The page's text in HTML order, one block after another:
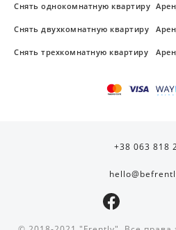
Снять однокомнатную квартиру
Снять двухкомнатную квартиру
Снять трехкомнатную квартиру
+38 063 818